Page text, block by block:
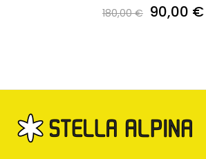
180,00 € 90,00 €